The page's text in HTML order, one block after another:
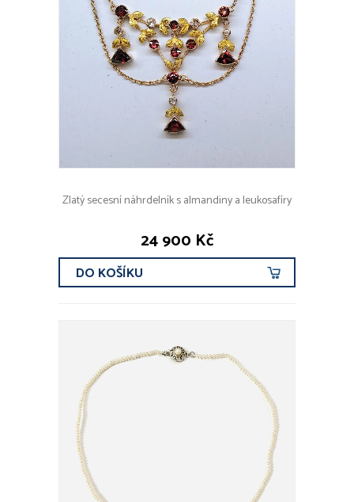
Zlatý secesní náhrdelník s almandiny a leukosafíry
24 900 Kč
DO KOŠÍKU